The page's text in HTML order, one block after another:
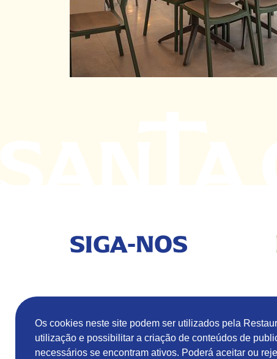
Os cookies neste site podem ser utilizados pela
utilização e possibilitar a criação de conteúdos de
necessários se encontram ativos. Poderá aceitar ou
SIGA-NOS
Termos &